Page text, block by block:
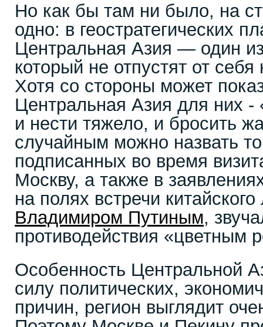
Но как бы там ни было, на
одно: в геостратегических
Центральная Азия — один
который не отпустят от
Хотя со стороны может
Центральная Азия для них -
и нести тяжело, и бросить
случайным можно назвать
подписанных во время
Москву, а также в
на полях встречи
Владимиром Путиным,
противодействия «цветным
Особенность Центральной
силу политических,
причин, регион выглядит